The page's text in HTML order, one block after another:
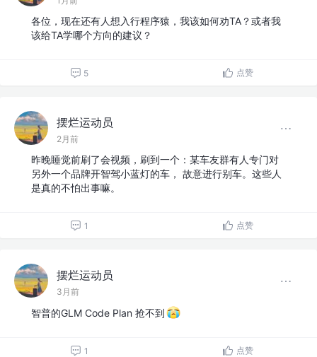
各位，现在还有人想入行程序猿，我该如何劝TA？或者我
该给TA学哪个方向的建议？
5 点赞
摆烂运动员
2月前
昨晚睡觉前刷了会视频，刷到一个：某车友群有人专门对
另外一个品牌开智驾小蓝灯的车， 故意进行别车。这些人
是真的不怕出事嘛。
1 点赞
摆烂运动员
3月前
智普的GLM Code Plan 抢不到
1 点赞